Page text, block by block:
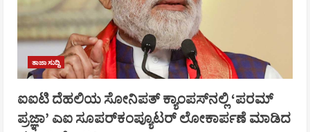
ತಾಜಾ ಸುದ್ದಿ
ಐಐಟಿ ದೆಹಲಿಯ ಸೋನಿಪತ್ ಕ್ಯಾಂಪಸ್‌ನಲ್ಲಿ ‘ಪರಮ್
ಪ್ರಜ್ಞಾ’ ಎಐ ಸೂಪರ್‌ಕಂಪ್ಯೂಟರ್ ಲೋಕಾರ್ಪಣೆ ಮಾಡಿದ